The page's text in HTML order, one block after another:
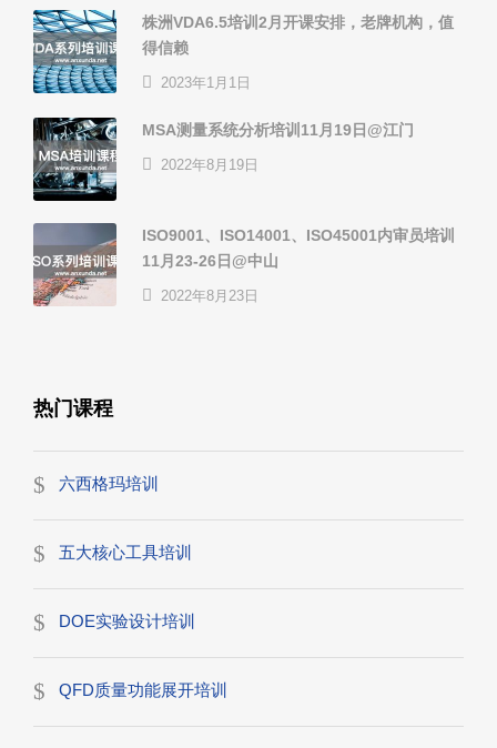
株洲VDA6.5培训2月开课安排，老牌机构，值
得信赖
2023年1月1日
MSA测量系统分析培训11月19日@江门
2022年8月19日
ISO9001、ISO14001、ISO45001内审员培训
11月23-26日@中山
2022年8月23日
热门课程
六西格玛培训
五大核心工具培训
DOE实验设计培训
QFD质量功能展开培训